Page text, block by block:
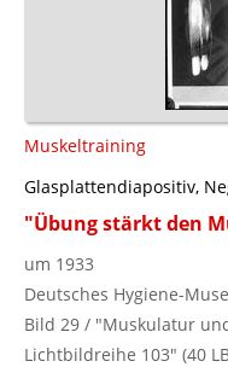
Muskeltraining
Glasplattendiapositiv,
"Übung stärkt den
um 1933
Deutsches Hygiene-
Bild 29 / "Muskulatur
Lichtbildreihe 103" (40